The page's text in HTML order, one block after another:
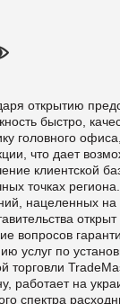
открытию
быстро,
головного
что дает
клиентской
точках
нацеленных
вопросов
услуг по
торговли
работает на
спектра